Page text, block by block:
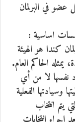
عضو في البرلمان
اساسية :
كندا هو الهيئة
الحاكم العام.
نفسها لا من أي
الفعلية
يتم انتخاب